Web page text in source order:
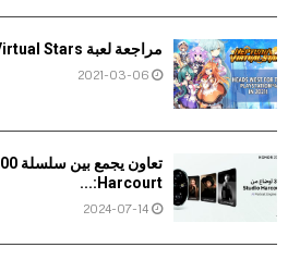
مراجعة لعبة Neptunia Virtual Stars
2021-03-06
Harcourt:...
2024-07-14